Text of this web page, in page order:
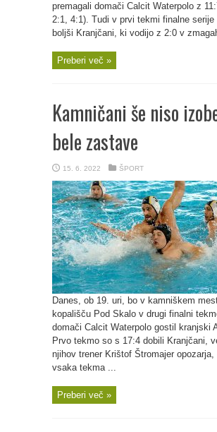
premagali domači Calcit Waterpolo z
2:1, 4:1). Tudi v prvi tekmi finalne serije
boljši Kranjčani, ki vodijo z 2:0 v
Preberi več »
Kamničani še niso
bele zastave
15. 6. 2022 ŠPORT
Danes, ob 19. uri, bo v kamniškem
kopališču Pod Skalo v drugi finalni
domači Calcit Waterpolo gostil kranjski
Prvo tekmo so s 17:4 dobili Kranjčani,
njihov trener Krištof Štromajer opozarja,
vsaka tekma ...
Preberi več »